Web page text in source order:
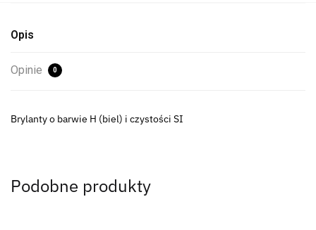
Opis
Opinie 0
Brylanty o barwie H (biel) i czystości SI
Podobne produkty